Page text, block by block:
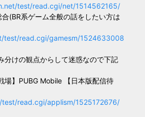
test/read.cgi/net/1514562165/
合(BR系ゲーム全般の話をしたい方は
test/read.cgi/gamesm/1524633008
分けの観点からして迷惑なので下記
場】PUBG Mobile 【日本版配信待
read.cgi/applism/1525172676/